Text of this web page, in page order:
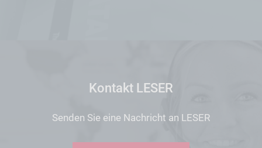
Kontakt LESER
Senden Sie eine Nachricht an LESER